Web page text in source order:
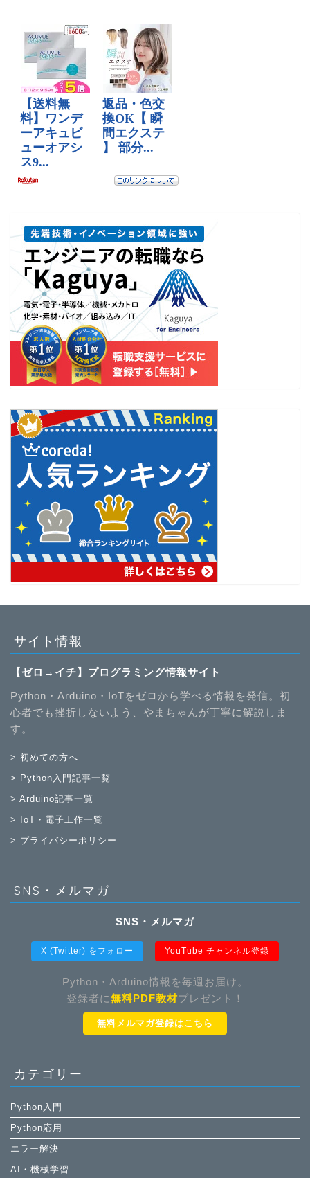
サイト情報
【ゼロ→イチ】プログラミング情報サイト
Python・Arduino・IoTをゼロから学べる情報を発信。初
心者でも挫折しないよう、やまちゃんが丁寧に解説しま
す。
> 初めての方へ
> Python入門記事一覧
> Arduino記事一覧
> IoT・電子工作一覧
> プライバシーポリシー
SNS・メルマガ
SNS・メルマガ
X (Twitter) をフォロー YouTube チャンネル登録
Python・Arduino情報を毎週お届け。
登録者に無料PDF教材プレゼント！
無料メルマガ登録はこちら
カテゴリー
Python入門
Python応用
エラー解決
AI・機械学習